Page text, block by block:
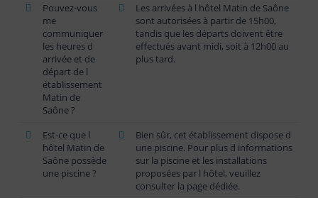
Pouvez-vous
me
communiquer
les heures d
arrivée et de
départ de l
établissement
Matin de
Saône ?
Les arrivées à l hôtel Matin de Saône
sont autorisées à partir de 15h00,
tandis que les départs doivent être
effectués avant midi, soit à 12h00 au
plus tard.
Est-ce que l
hôtel Matin de
Saône possède
une piscine ?
Bien sûr, cet établissement dispose d
une piscine. Pour plus d informations
sur la piscine et les installations
proposées par l hôtel, veuillez
consulter la page dédiée.